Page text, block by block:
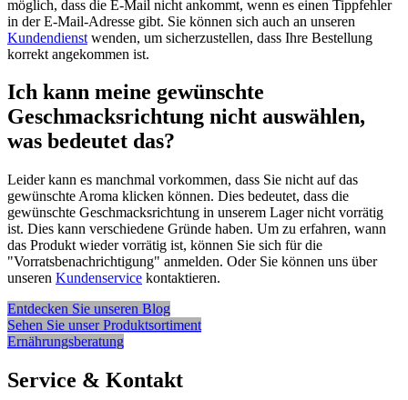
möglich, dass die E-Mail nicht ankommt, wenn es einen Tippfehler
in der E-Mail-Adresse gibt. Sie können sich auch an unseren
Kundendienst wenden, um sicherzustellen, dass Ihre Bestellung
korrekt angekommen ist.
Ich kann meine gewünschte
Geschmacksrichtung nicht auswählen,
was bedeutet das?
Leider kann es manchmal vorkommen, dass Sie nicht auf das
gewünschte Aroma klicken können. Dies bedeutet, dass die
gewünschte Geschmacksrichtung in unserem Lager nicht vorrätig
ist. Dies kann verschiedene Gründe haben. Um zu erfahren, wann
das Produkt wieder vorrätig ist, können Sie sich für die
"Vorratsbenachrichtigung" anmelden. Oder Sie können uns über
unseren Kundenservice kontaktieren.
Entdecken Sie unseren Blog
Sehen Sie unser Produktsortiment
Ernährungsberatung
Service & Kontakt